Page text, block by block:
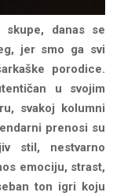
skupe, danas se
jer smo ga svi
porodice.
u svojim
svakoj kolumni
prenosi su
stil, nestvarno
emociju, strast,
ton igri koju